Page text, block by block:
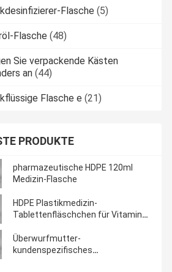
Flasche (5)
Flasche (48)
Sie verpackende Kästen
an (44)
Flasche e (21)
PRODUKTE
pharmazeutische HDPE 120ml
Medizin-Flasche
HDPE Plastikmedizin-
Tablettenfläschchen für Vitamin-
Überwurfmutter-
kundenspezifisches